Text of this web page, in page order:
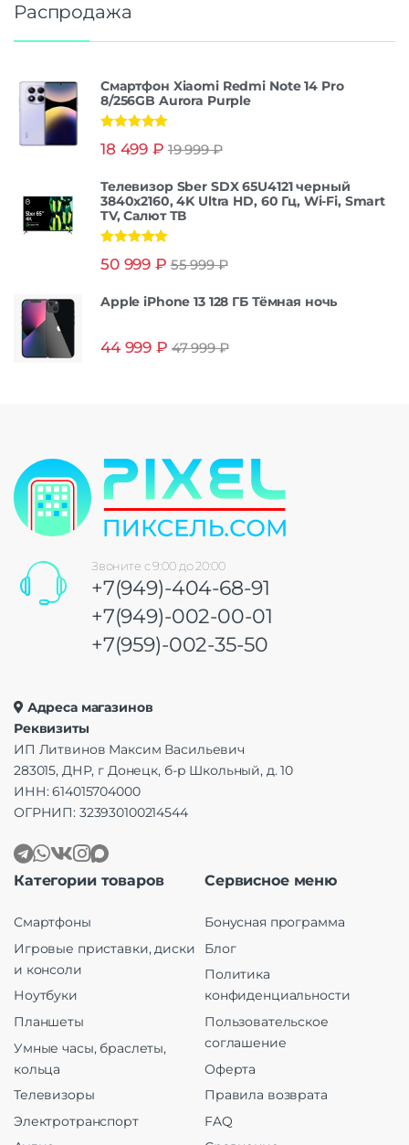
Распродажа
Смартфон Xiaomi Redmi Note 14 Pro
8/256GB Aurora Purple
из 5
18 499 ₽ 19 999₽
Телевизор Sber SDX 65U4121 черный
3840x2160, 4K Ultra HD, 60 Гц, Wi-Fi, Smart
TV, Салют ТВ
из 5
50 999 ₽ 55 999₽
Apple iPhone 13 128 ГБ Тёмная ночь
44 999 ₽ 47 999₽
Звоните с 9:00 до 20:00
+7(949)-404-68-91
+7(949)-002-00-01
+7(959)-002-35-50
Адреса магазинов
Реквизиты
ИП Литвинов Максим Васильевич
283015, ДНР, г Донецк, б-р Школьный, д. 10
ИНН: 614015704000
ОГРНИП: 323930100214544
Категории товаров
Смартфоны
Игровые приставки, диски
и консоли
Ноутбуки
Планшеты
Умные часы, браслеты,
кольца
Телевизоры
Электротранспорт
Сервисное меню
Бонусная программа
Блог
Политика
конфиденциальности
Пользовательское
соглашение
Оферта
Правила возврата
FAQ